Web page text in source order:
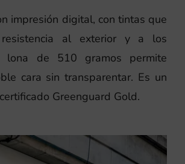
impresión digital, con tintas que
al exterior y a los
lona de 510 gramos permite
cara sin transparentar. Es un
Greenguard Gold.